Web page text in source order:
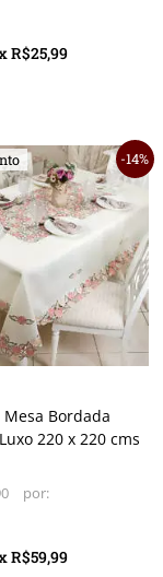
R$25,99
Bordada
220 x 220 cms
R$59,99
14%